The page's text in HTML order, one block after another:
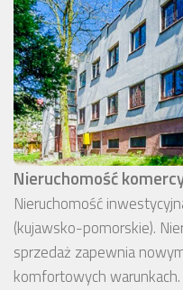
Nieruchomość
Nieruchomość
(kujawsko-pomorskie).
sprzedaż zapewnia
komfortowych warunkach.